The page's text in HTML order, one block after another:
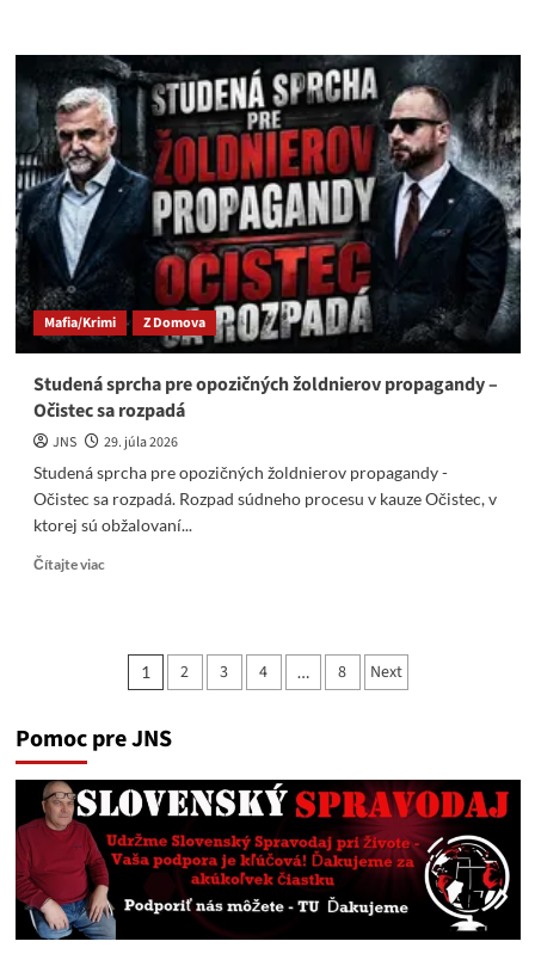
Lavrov:
Západ
si
Zelenského
terorizmus
pomýlil
s
zlomovým
bodom
konflikte
Mafia/Krimi Z Domova
Studená sprcha pre opozičných žoldnierov propagandy –
Očistec sa rozpadá
JNS
29. júla 2026
Studená sprcha pre opozičných žoldnierov propagandy -
Očistec sa rozpadá. Rozpad súdneho procesu v kauze Očistec, v
ktorej sú obžalovaní...
Čítajte viacRead
sprcha
propagandy
Očistec
sa
rozpadá
Stránkovanie
1 2 3 4 … 8 Next
Pomoc pre JNS